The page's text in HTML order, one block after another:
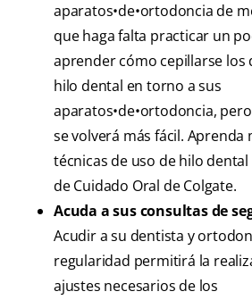
aparatos•de•ortodoncia de
que haga falta practicar un
aprender cómo cepillarse los
hilo dental en torno a sus
aparatos•de•ortodoncia,
se volverá más fácil. Aprenda
técnicas de uso de hilo
de Cuidado Oral de Colgate.
Acuda a sus consultas de
Acudir a su dentista y
regularidad permitirá la
ajustes necesarios de los